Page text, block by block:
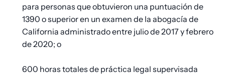
para personas que obtuvieron una puntuación de
1390 o superior en un examen de la abogacía de
California administrado entre julio de 2017 y febrero
de 2020; o
600 horas totales de práctica legal supervisada